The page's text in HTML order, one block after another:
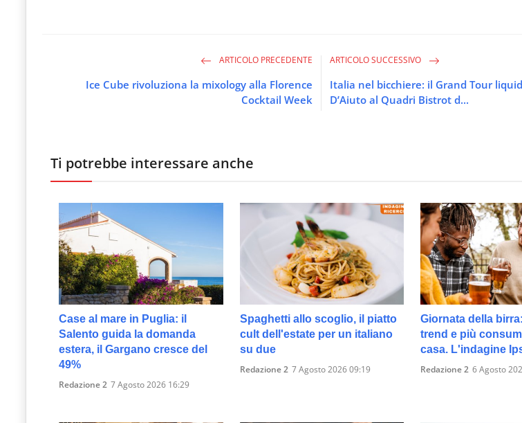
ARTICOLO PRECEDENTE
Ice Cube rivoluziona la mixology alla Florence
Cocktail Week
ARTICOLO SUCCESSIVO
Italia nel bicchiere: il Grand Tour
D’Aiuto al Quadri Bistrot d...
Ti potrebbe interessare anche
Case al mare in Puglia: il
Salento guida la domanda
estera, il Gargano cresce del
49%
Redazione 2 7 Agosto 2026 16:29
Spaghetti allo scoglio, il piatto
cult dell'estate per un italiano
su due
Redazione 2 7 Agosto 2026 09:19
Giornata della
trend e più
casa. L'indagine
Redazione 2 6 Agosto